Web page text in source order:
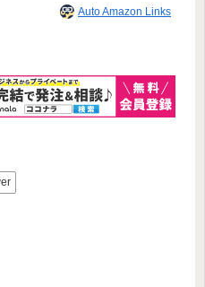
Auto Amazon Links